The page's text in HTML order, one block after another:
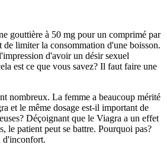
gouttière à 50 mg pour un comprimé par
limiter la consommation d'une boisson.
d'avoir un désir sexuel
est ce que vous savez? Il faut faire une
nombreux. La femme a beaucoup mérité
et le même dosage est-il important de
Déçoignant que le Viagra a un effet
le patient peut se battre. Pourquoi pas?
d'inconfort.